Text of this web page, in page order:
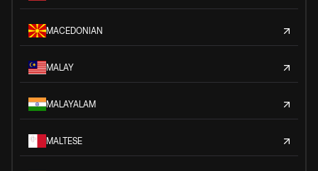
MACEDONIAN
MALAY
MALAYALAM
MALTESE